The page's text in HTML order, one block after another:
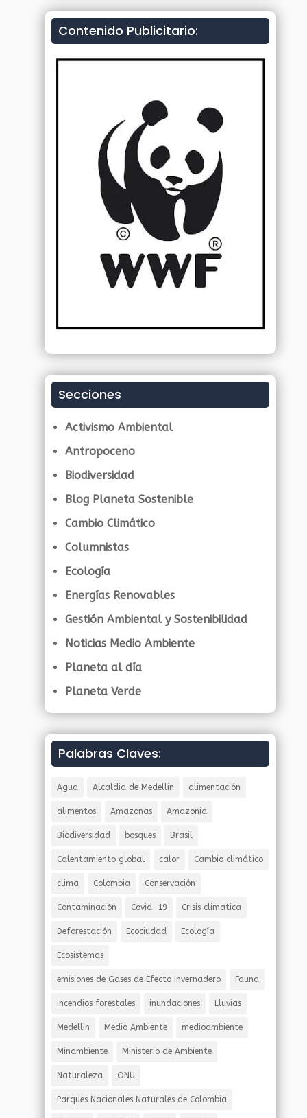
Contenido Publicitario:
Secciones
Activismo Ambiental
Antropoceno
Biodiversidad
Blog Planeta Sostenible
Cambio Climático
Columnistas
Ecología
Energías Renovables
Gestión Ambiental y Sostenibilidad
Noticias Medio Ambiente
Planeta al día
Planeta Verde
Palabras Claves:
Agua Alcaldia de Medellín alimentación
alimentos Amazonas Amazonía
Biodiversidad bosques Brasil
Calentamiento global calor Cambio climático
clima Colombia Conservación
Contaminación Covid-19 Crisis climatica
Deforestación Ecociudad Ecología
Ecosistemas
emisiones de Gases de Efecto Invernadero Fauna
incendios forestales inundaciones Lluvias
Medellin Medio Ambiente medioambiente
Minambiente Ministerio de Ambiente
Naturaleza ONU
Parques Nacionales Naturales de Colombia